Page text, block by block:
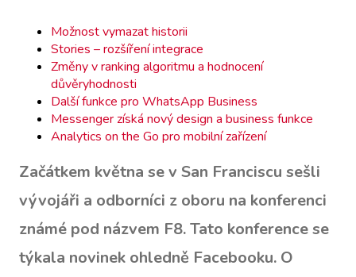
Možnost vymazat historii
Stories – rozšíření integrace
Změny v ranking algoritmu a hodnocení
důvěryhodnosti
Další funkce pro WhatsApp Business
Messenger získá nový design a business funkce
Analytics on the Go pro mobilní zařízení
Začátkem května se v San Franciscu sešli
vývojáři a odborníci z oboru na konferenci
známé pod názvem F8. Tato konference se
týkala novinek ohledně Facebooku. O